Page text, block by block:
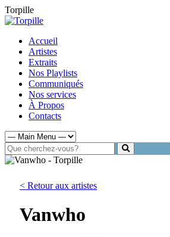
Torpille
Accueil
Artistes
Extraits
Nos Playlists
Communiqués
Nos services
À Propos
Contacts
< Retour aux artistes
Vanwho